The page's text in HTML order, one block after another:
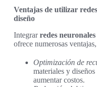
Ventajas de utilizar
diseño
Integrarredes
ofrece numerosas
Optimización de
materiales y
aumentar costos.